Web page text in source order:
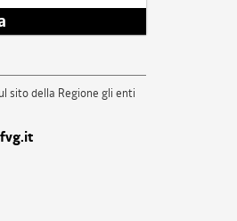
sito della Regione gli enti